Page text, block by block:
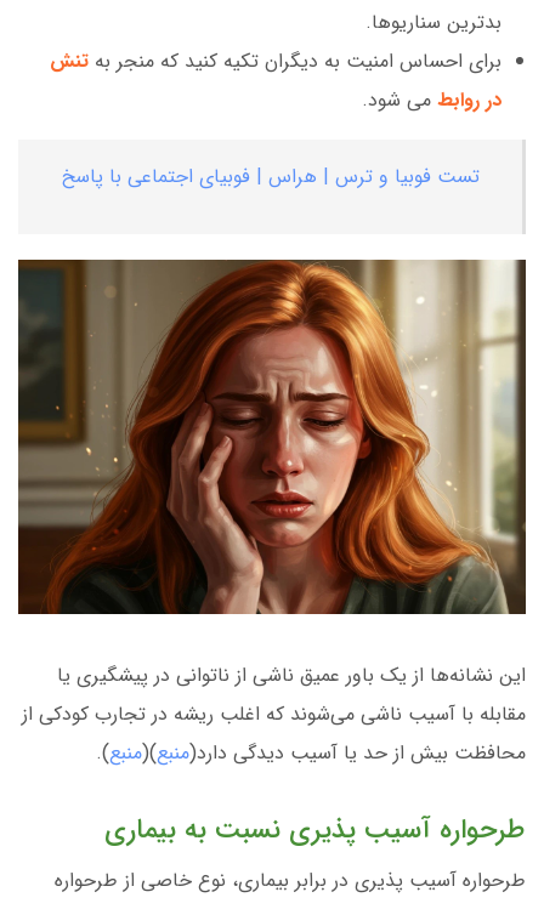
بدترین سناریوها.
برای احساس امنیت به دیگران تکیه کنید که منجر به تنش
در روابط می شود.
تست فوبیا و ترس | هراس | فوبیای اجتماعی با پاسخ
این نشانه‌ها از یک باور عمیق ناشی از ناتوانی در پیشگیری یا
مقابله با آسیب ناشی می‌شوند که اغلب ریشه در تجارب کودکی از
محافظت بیش از حد یا آسیب دیدگی دارد(منبع)(منبع).
طرحواره آسیب پذیری نسبت به بیماری
طرحواره آسیب پذیری در برابر بیماری، نوع خاصی از طرحواره